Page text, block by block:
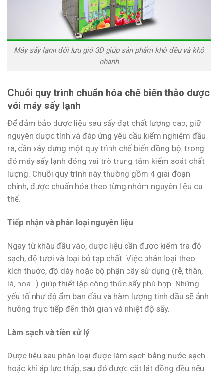
Máy sấy lạnh đối lưu gió 3D giúp sản phẩm khô đều và khô
nhanh
Chuỗi quy trình chuẩn hóa chế biến thảo dược
với máy sấy lạnh
Để đảm bảo dược liệu sau sấy đạt chất lượng cao, giữ
nguyên dược tính và đáp ứng yêu cầu kiểm nghiệm đầu
ra, cần xây dựng một quy trình chế biến đồng bộ, trong
đó máy sấy lạnh đóng vai trò trung tâm kiểm soát chất
lượng. Chuỗi quy trình này thường gồm 4 giai đoạn
chính, được chuẩn hóa theo từng nhóm nguyên liệu cụ
thể.
Tiếp nhận và phân loại nguyên liệu
Ngay từ khâu đầu vào, dược liệu cần được kiểm tra độ
sạch, độ tươi và loại bỏ tạp chất. Việc phân loại theo
kích thước, độ dày hoặc bộ phận cây sử dụng (rễ, thân,
lá, hoa…) giúp thiết lập công thức sấy phù hợp. Những
yếu tố như độ ẩm ban đầu và hàm lượng tinh dầu sẽ ảnh
hưởng trực tiếp đến thời gian và nhiệt độ sấy.
Làm sạch và tiền xử lý
Dược liệu sau phân loại được làm sạch bằng nước sạch
hoặc khí áp lực thấp, sau đó được cắt lát đồng đều nếu